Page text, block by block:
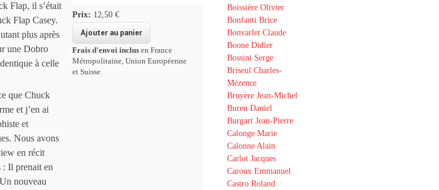
Flap, il s’était
Flap Casey.
plus après
une Dobro
à celle
que Chuck
et j’en ai
et
Nous avons
en récit
: Il prenait en
nouveau
Prix: 12,50 €
Frais d'envoi inclus en France
Métropolitaine, Union Européenne
et Suisse.
Boissière Olivier
Bonfanti Brice
Bonvarlet Claude
Boone Didier
Bossini Serge
Briseul Charles-
Mézence
Bruyère Jean-Michel
Buren Daniel
Burgart Jean-Pierre
Calonge Marie
Calonne Alain
Carlot Jacques
Caroux Emmanuel
Castro Roland